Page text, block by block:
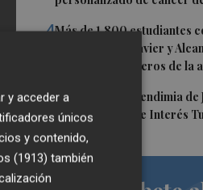
4Más de 1.800 estudiantes
aéreas de San Javier y
programa 'Pioneros de la
5La Fiesta de la Vendimia
ser declarada de Interés
y acceder a
únicos
y contenido,
(1913) también